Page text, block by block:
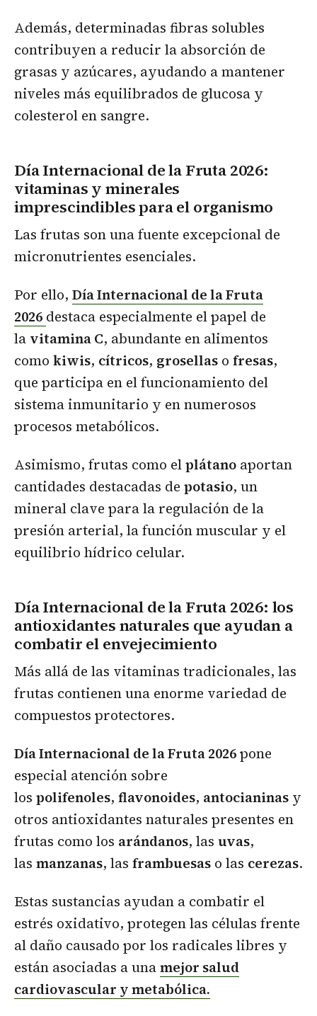
Además, determinadas fibras solubles
contribuyen a reducir la absorción de
grasas y azúcares, ayudando a mantener
niveles más equilibrados de glucosa y
colesterol en sangre.
Día Internacional de la Fruta 2026:
vitaminas y minerales
imprescindibles para el organismo
Las frutas son una fuente excepcional de
micronutrientes esenciales.
Por ello, Día Internacional de la Fruta
2026 destaca especialmente el papel de
la vitamina C, abundante en alimentos
como kiwis, cítricos, grosellas o fresas,
que participa en el funcionamiento del
sistema inmunitario y en numerosos
procesos metabólicos.
Asimismo, frutas como elplátano aportan
cantidades destacadas de potasio, un
mineral clave para la regulación de la
presión arterial, la función muscular y el
equilibrio hídrico celular.
Día Internacional de la Fruta 2026: los
antioxidantes naturales que ayudan a
combatir el envejecimiento
Más allá de las vitaminas tradicionales, las
frutas contienen una enorme variedad de
compuestos protectores.
Día Internacional de la Fruta 2026pone
especial atención sobre
los polifenoles, flavonoides, antocianinas y
otros antioxidantes naturales presentes en
frutas como los arándanos, las uvas,
las manzanas, las frambuesas o las cerezas.
Estas sustancias ayudan a combatir el
estrés oxidativo, protegen las células frente
al daño causado por los radicales libres y
están asociadas a unamejor salud
cardiovascular y metabólica.